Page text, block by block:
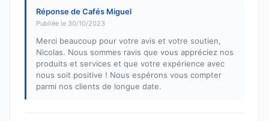
Réponse de Cafés Miguel
Publiée le 30/10/2023
Merci beaucoup pour votre avis et votre soutien,
Nicolas. Nous sommes ravis que vous appréciez nos
produits et services et que votre expérience avec
nous soit positive ! Nous espérons vous compter
parmi nos clients de longue date.